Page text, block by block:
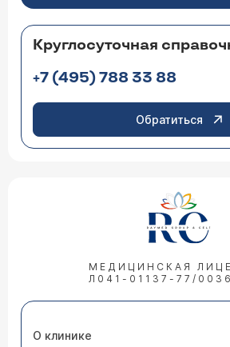
Круглосуточная
+7 (495) 788 33 88
Обратиться
МЕДИЦИНСКАЯ
Л041-01137-77/
О клинике